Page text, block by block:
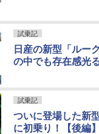
試乗記
日産の新型「ルー
の中でも存在感光
試乗記
ついに登場した新
に初乗り！【後編】